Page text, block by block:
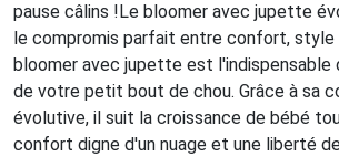
pause câlins !Le bloomer avec jupette
le compromis parfait entre confort,
bloomer avec jupette est l'indispensable
de votre petit bout de chou. Grâce à sa
évolutive, il suit la croissance de bébé
confort digne d'un nuage et une liberté